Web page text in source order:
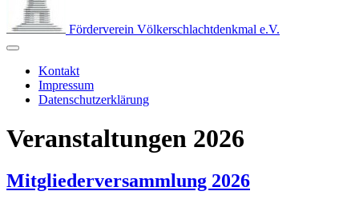
Förderverein Völkerschlachtdenkmal e.V.
Kontakt
Impressum
Datenschutzerklärung
Veranstaltungen 2026
Mitgliederversammlung 2026